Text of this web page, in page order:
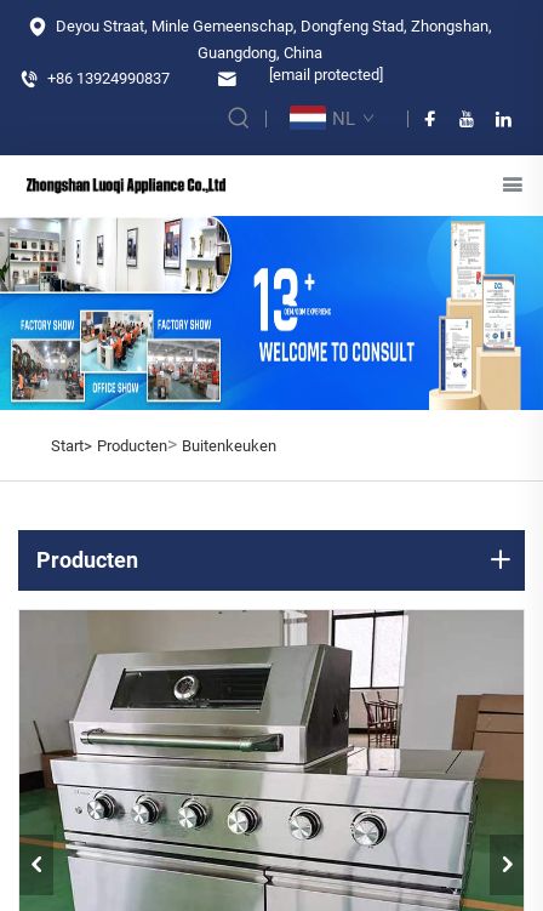
Deyou Straat, Minle Gemeenschap, Dongfeng Stad, Zhongshan,
Guangdong, China
+86 13924990837
[email protected]
NL
Start> Producten> Buitenkeuken
Producten